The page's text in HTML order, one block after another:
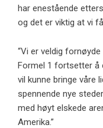
har enestående
og det er viktig at vi
“Vi er veldig
Formel 1 fortsetter å
vil kunne bringe våre
spennende nye
med høyt elskede
Amerika.”